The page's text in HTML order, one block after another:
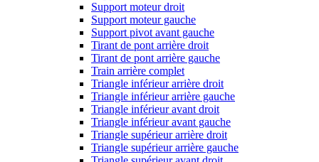
Support moteur droit
Support moteur gauche
Support pivot avant gauche
Tirant de pont arrière droit
Tirant de pont arrière gauche
Train arrière complet
Triangle inférieur arrière droit
Triangle inférieur arrière gauche
Triangle inférieur avant droit
Triangle inférieur avant gauche
Triangle supérieur arrière droit
Triangle supérieur arrière gauche